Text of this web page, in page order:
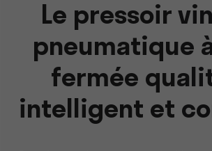
Le pressoir
pneumatique
fermée
intelligent et